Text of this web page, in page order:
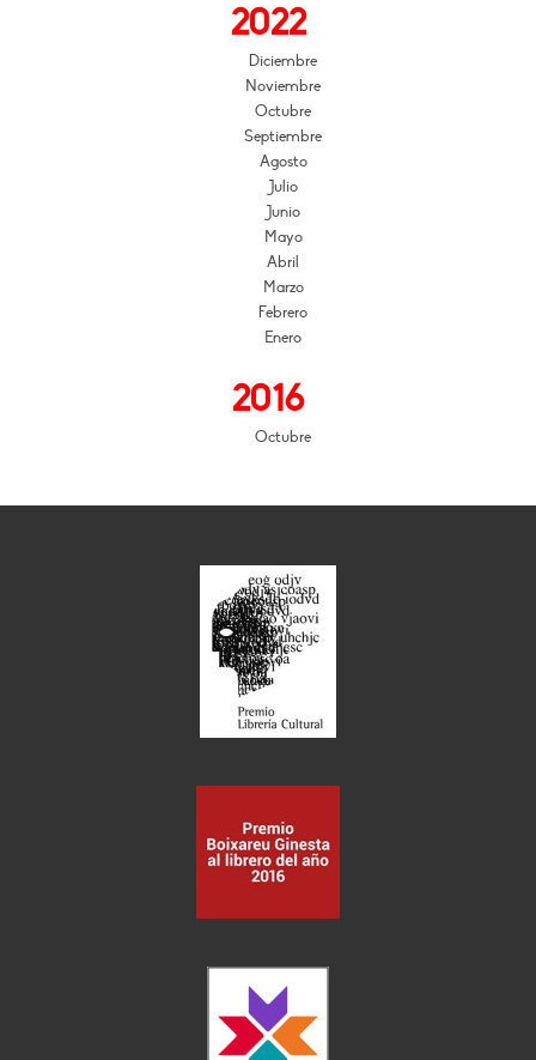
2022
Diciembre
Noviembre
Octubre
Septiembre
Agosto
Julio
Junio
Mayo
Abril
Marzo
Febrero
Enero
2016
Octubre